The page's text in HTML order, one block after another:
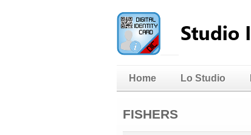
Home Lo Studio
FISHERS